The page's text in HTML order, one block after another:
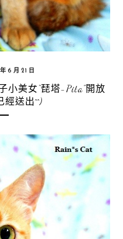
6 月 21 日
小美女“琵塔-Pita”開放
送出^^)